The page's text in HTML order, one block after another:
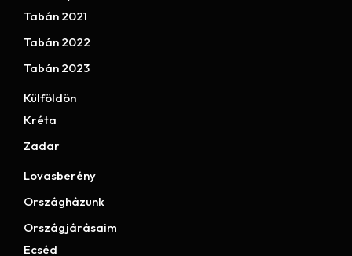
Tabán 2021
Tabán 2022
Tabán 2023
Külföldön
Kréta
Zadar
Lovasberény
Országházunk
Országjárásaim
Ecséd